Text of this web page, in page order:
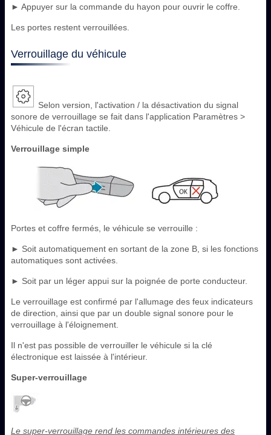
► Appuyer sur la commande du hayon pour ouvrir le coffre.
Les portes restent verrouillées.
Verrouillage du véhicule
Selon version, l'activation / la désactivation du signal
sonore de verrouillage se fait dans l'application Paramètres >
Véhicule de l'écran tactile.
Verrouillage simple
Portes et coffre fermés, le véhicule se verrouille :
► Soit automatiquement en sortant de la zone B, si les fonctions
automatiques sont activées.
► Soit par un léger appui sur la poignée de porte conducteur.
Le verrouillage est confirmé par l'allumage des feux indicateurs
de direction, ainsi que par un double signal sonore pour le
verrouillage à l'éloignement.
Il n'est pas possible de verrouiller le véhicule si la clé
électronique est laissée à l'intérieur.
Super-verrouillage
Le super-verrouillage rend les commandes intérieures des